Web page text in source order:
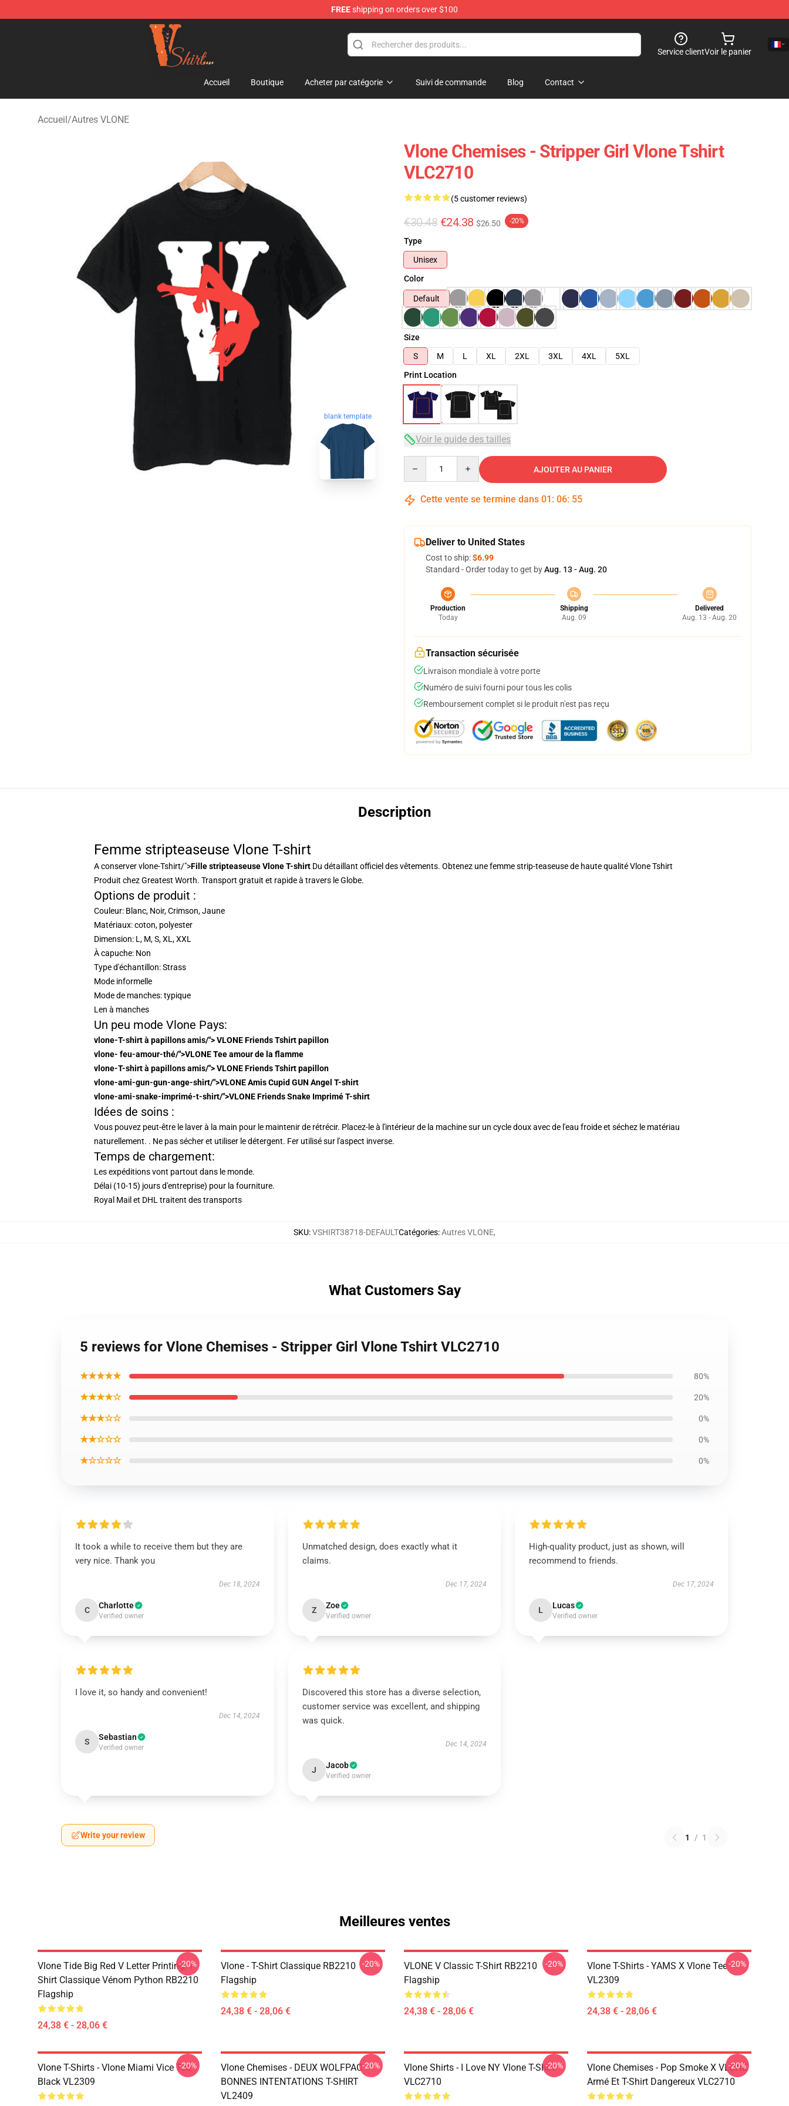
FREEshipping on orders over $100
Vlone Shirt Store - Official Vlone Shirt Shop
Service clientVoir le panier
Accueil Boutique Acheter par catégorie Suivi de commande Blog Contact
Accueil/Autres VLONE
blank template
Vlone Chemises - Stripper Girl Vlone Tshirt
VLC2710
(5 customer reviews)
€30.48 €24.38 $26.50 -20%
Type
Unisex
Color
Default
Size
S
M L XL 2XL 3XL 4XL
5XL
Print Location
Voir le guide des tailles
AJOUTER AU PANIER
Cette vente se termine dans 01 : 06: 54
Deliver to United States
Cost to ship:$6.99
Standard - Order today to get byAug. 13 - Aug. 20
Production
Today
Shipping
Aug. 09
Delivered
Aug. 13 - Aug. 20
Transaction sécurisée
Livraison mondiale à votre porte
Numéro de suivi fourni pour tous les colis
Remboursement complet si le produit n'est pas reçu
Description
Femme stripteaseuse Vlone T-shirt
A conservervlone-Tshirt/">Fille stripteaseuse Vlone T-shirt Du détaillant officiel des vêtements. Obtenez une femme strip-teaseuse de haute qualité Vlone Tshirt
Produit chez Greatest Worth. Transport gratuit et rapide à travers le Globe.
Options de produit :
Couleur: Blanc, Noir, Crimson, Jaune
Matériaux: coton, polyester
Dimension: L, M, S, XL, XXL
À capuche: Non
Type d'échantillon: Strass
Mode informelle
Mode de manches: typique
Len à manches
Un peu mode Vlone Pays:
vlone-T-shirt à papillons amis/"> VLONE Friends Tshirt papillon
vlone- feu-amour-thé/">VLONE Tee amour de la flamme
vlone-T-shirt à papillons amis/"> VLONE Friends Tshirt papillon
vlone-ami-gun-gun-ange-shirt/">VLONE Amis Cupid GUN Angel T-shirt
vlone-ami-snake-imprimé-t-shirt/">VLONE Friends Snake Imprimé T-shirt
Idées de soins :
Vous pouvez peut-être le laver à la main pour le maintenir de rétrécir. Placez-le à l'intérieur de la machine sur un cycle doux avec de l'eau froide et séchez le matériau
naturellement. . Ne pas sécher et utiliser le détergent. Fer utilisé sur l'aspect inverse.
Temps de chargement:
Les expéditions vont partout dans le monde.
Délai (10-15) jours d'entreprise) pour la fourniture.
Royal Mail et DHL traitent des transports
SKU:VSHIRT38718-DEFAULTCatégories:Autres VLONE,
What Customers Say
5 reviews for Vlone Chemises - Stripper Girl Vlone Tshirt VLC2710
★★★★★ 80%
★★★★☆ 20%
★★★☆☆ 0%
★★☆☆☆ 0%
★☆☆☆☆ 0%
It took a while to receive them but they are
very nice. Thank you
Dec 18, 2024
C Charlotte
Verified owner
Unmatched design, does exactly what it
claims.
Dec 17, 2024
Z Zoe
Verified owner
High-quality product, just as shown, will
recommend to friends.
Dec 17, 2024
L Lucas
Verified owner
I love it, so handy and convenient!
Dec 14, 2024
S Sebastian
Verified owner
Discovered this store has a diverse selection,
customer service was excellent, and shipping
was quick.
Dec 14, 2024
J Jacob
Verified owner
Write your review 1 / 1
Meilleures ventes
Vlone Tide Big Red V Letter Printing, T-
Shirt Classique Vénom Python RB2210
Flagship
24,38 € - 28,06 €
-20%
Vlone - T-Shirt Classique RB2210
Flagship
24,38 € - 28,06 €
-20%
VLONE V Classic T-Shirt RB2210
Flagship
24,38 € - 28,06 €
-20%
Vlone T-Shirts - YAMS X Vlone Tee
VL2309
24,38 € - 28,06 €
-20%
Vlone T-Shirts - Vlone Miami Vice Tee
Black VL2309
-20%
Vlone Chemises - DEUX WOLFPAC
BONNES INTENTATIONS T-SHIRT
VL2409
-20%
Vlone Shirts - I Love NY Vlone T-Shirt
VLC2710
-20%
Vlone Chemises - Pop Smoke X VLONE
Armé Et T-Shirt Dangereux VLC2710
-20%